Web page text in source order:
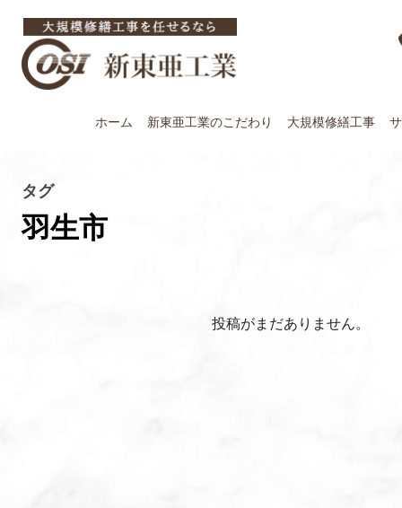
ホーム 新東亜工業のこだわり 大規模修繕工事
タグ
羽生市
投稿がまだありません。